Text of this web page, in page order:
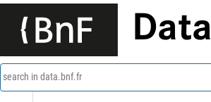
Data
search in data.bnf.fr